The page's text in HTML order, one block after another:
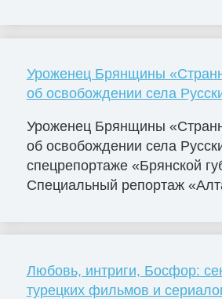
Уроженец Брянщины
об освобождении села
Уроженец Брянщины
об освобождении села
спецрепортаже «Брянской
Специальный репортаж
Любовь, интриги, Босфор:
турецких фильмов и